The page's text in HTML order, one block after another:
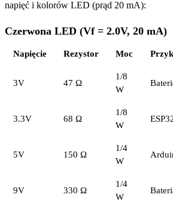
napięć i kolorów LED (prąd 20 mA):
Czerwona LED (Vf = 2.0V, 20 mA)
Napięcie Rezystor Moc
3V 47 Ω
1/8
W
3.3V 68 Ω
1/8
W
5V 150 Ω
1/4
W
9V 330 Ω
1/4
W